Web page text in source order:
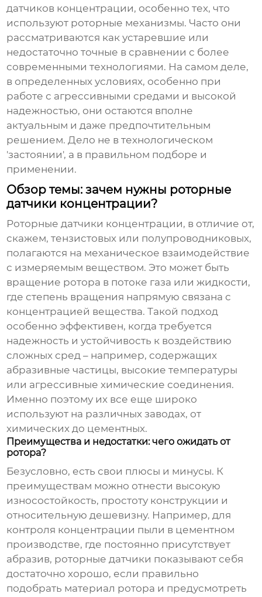
датчиков концентрации, особенно тех, что
используют роторные механизмы. Часто они
рассматриваются как устаревшие или
недостаточно точные в сравнении с более
современными технологиями. На самом деле,
в определенных условиях, особенно при
работе с агрессивными средами и высокой
надежностью, они остаются вполне
актуальным и даже предпочтительным
решением. Дело не в технологическом
'застоянии', а в правильном подборе и
применении.
Обзор темы: зачем нужны роторные
датчики концентрации?
Роторные датчики концентрации, в отличие от,
скажем, тензистовых или полупроводниковых,
полагаются на механическое взаимодействие
с измеряемым веществом. Это может быть
вращение ротора в потоке газа или жидкости,
где степень вращения напрямую связана с
концентрацией вещества. Такой подход
особенно эффективен, когда требуется
надежность и устойчивость к воздействию
сложных сред – например, содержащих
абразивные частицы, высокие температуры
или агрессивные химические соединения.
Именно поэтому их все еще широко
используют на различных заводах, от
химических до цементных.
Преимущества и недостатки: чего ожидать от
ротора?
Безусловно, есть свои плюсы и минусы. К
преимуществам можно отнести высокую
износостойкость, простоту конструкции и
относительную дешевизну. Например, для
контроля концентрации пыли в цементном
производстве, где постоянно присутствует
абразив, роторные датчики показывают себя
достаточно хорошо, если правильно
подобрать материал ротора и предусмотреть